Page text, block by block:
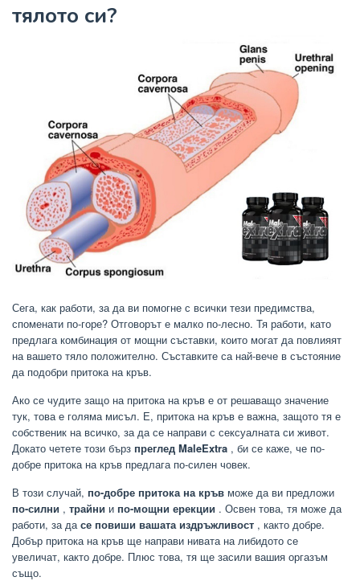
тялото си?
Сега, как работи, за да ви помогне с всички тези предимства,
споменати по-горе? Отговорът е малко по-лесно. Тя работи, като
предлага комбинация от мощни съставки, които могат да повлияят
на вашето тяло положително. Съставките са най-вече в състояние
да подобри притока на кръв.
Ако се чудите защо на притока на кръв е от решаващо значение
тук, това е голяма мисъл. Е, притока на кръв е важна, защото тя е
собственик на всичко, за да се направи с сексуалната си живот.
Докато четете този бърз преглед MaleExtra , би се каже, че по-
добре притока на кръв предлага по-силен човек.
В този случай, по-добре притока на кръв може да ви предложи
по-силни , трайни и по-мощни ерекции . Освен това, тя може да
работи, за дасе повиши вашата издръжливост , както добре.
Добър притока на кръв ще направи нивата на либидото се
увеличат, както добре. Плюс това, тя ще засили вашия оргазъм
също.